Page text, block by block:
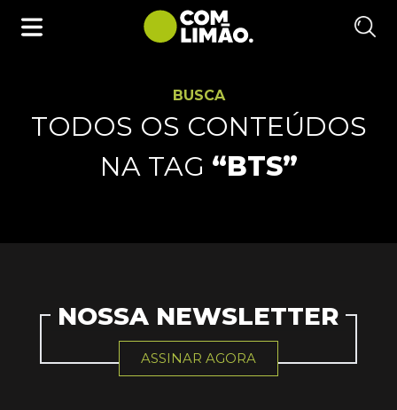
BUSCA
TODOS OS CONTEÚDOS
NA TAG “BTS”
NOSSA NEWSLETTER
ASSINAR AGORA